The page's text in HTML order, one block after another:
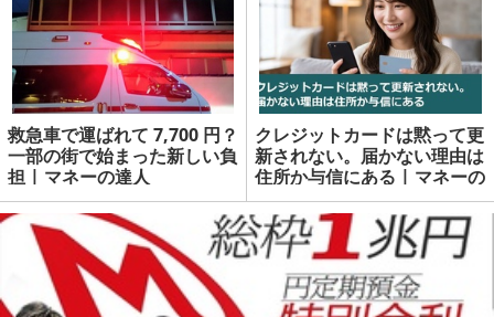
救急車で運ばれて 7,700 円？
一部の街で始まった新しい負
担 | マネーの達人
クレジットカードは黙って更
新されない。届かない理由は
住所か与信にある | マネーの
達人